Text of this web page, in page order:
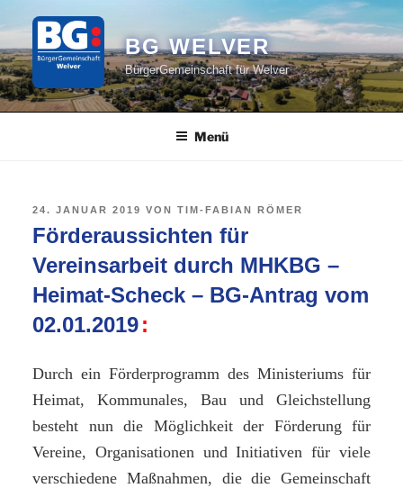
springen
BG WELVER
BürgerGemeinschaft für Welver
Menü
VERÖFFENTLICHT
24. JANUAR 2019 VON TIM-FABIAN RÖMER
Förderaussichten für
Vereinsarbeit durch MHKBG –
Heimat-Scheck – BG-Antrag vom
02.01.2019
Durch ein Förderprogramm des Ministeriums für
Heimat, Kommunales, Bau und Gleichstellung
besteht nun die Möglichkeit der Förderung für
Vereine, Organisationen und Initiativen für viele
verschiedene Maßnahmen, die die Gemeinschaft